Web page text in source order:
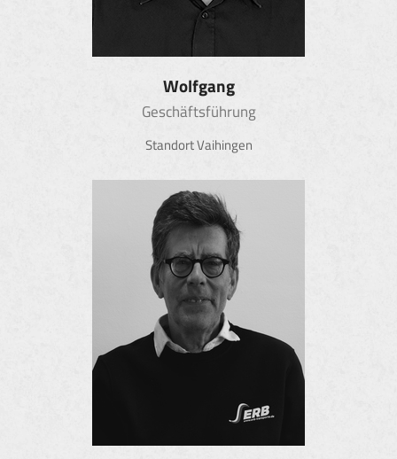
Wolfgang
Geschäftsführung
Standort Vaihingen